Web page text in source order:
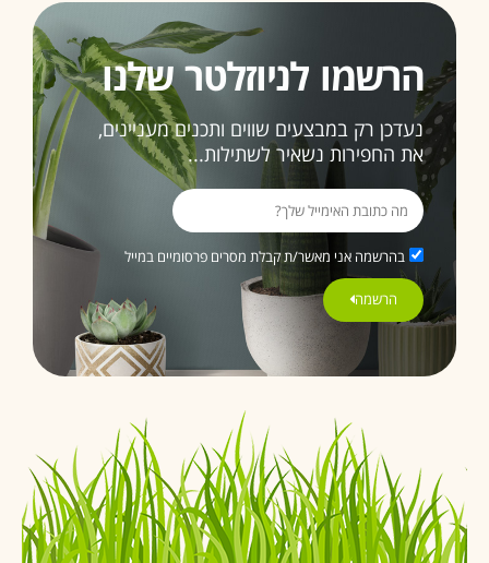
הרשמו לניוזלטר שלנו
נעדכן רק במבצעים שווים ותכנים מעניינים,
את החפירות נשאיר לשתילות...
בהרשמה אני מאשר/ת קבלת מסרים פרסומיים במייל
הרשמה